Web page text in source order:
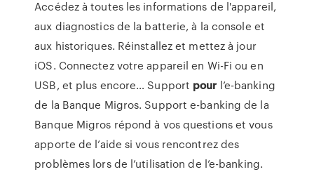
Accédez à toutes les informations de l'appareil,
aux diagnostics de la batterie, à la console et
aux historiques. Réinstallez et mettez à jour
iOS. Connectez votre appareil en Wi-Fi ou en
USB, et plus encore… Support pour l’e-banking
de la Banque Migros. Support e-banking de la
Banque Migros répond à vos questions et vous
apporte de l’aide si vous rencontrez des
problèmes lors de l’utilisation de l’e-banking.